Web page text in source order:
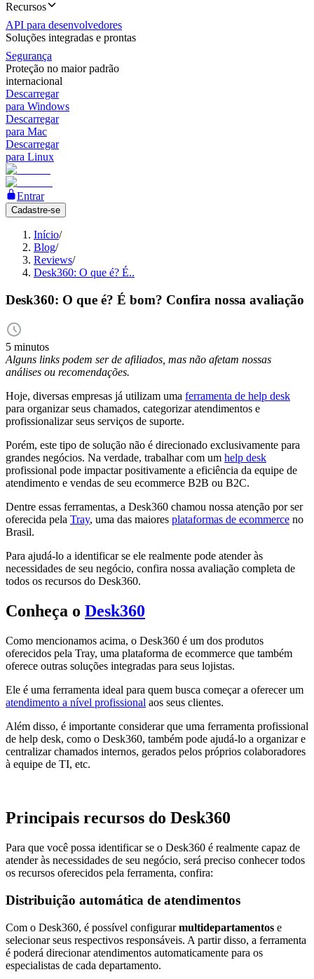
Recursos
API para desenvolvedores
Soluções integradas e prontas
Segurança
Proteção no maior padrão
internacional
Descarregar
para Windows
Descarregar
para Mac
Descarregar
para Linux
Entrar
Cadastre-se
Início/
Blog/
Reviews/
Desk360: O que é? É..
Desk360: O que é? É bom? Confira nossa avaliação
5 minutos
Alguns links podem ser de afiliados, mas não afetam nossas
análises ou recomendações.
Hoje, diversas empresas já utilizam uma ferramenta de help desk
para organizar seus chamados, categorizar atendimentos e
profissionalizar seus serviços de suporte.
Porém, este tipo de solução não é direcionado exclusivamente para
grandes negócios. Na verdade, trabalhar com um help desk
profissional pode impactar positivamente a eficiência da equipe de
atendimento e vendas de seu ecommerce B2B ou B2C.
Dentre essas ferramentas, a Desk360 chamou nossa atenção por ser
oferecida pela Tray, uma das maiores plataformas de ecommerce no
Brasil.
Para ajudá-lo a identificar se ele realmente pode atender às
necessidades de seu negócio, confira nossa avaliação completa de
todos os recursos do Desk360.
Conheça o Desk360
Como mencionamos acima, o Desk360 é um dos produtos
oferecidos pela Tray, uma plataforma de ecommerce que também
oferece outras soluções integradas para seus lojistas.
Ele é uma ferramenta ideal para quem busca começar a oferecer um
atendimento a nível profissional aos seus clientes.
Além disso, é importante considerar que uma ferramenta profissional
de help desk, como o Desk360, também pode ajudá-lo a organizar e
centralizar chamados internos, gerados pelos próprios colaboradores
à equipe de TI, etc.
Principais recursos do Desk360
Para que você possa identificar se o Desk360 é realmente capaz de
atender às necessidades de seu negócio, será preciso conhecer todos
os recursos oferecidos pela ferramenta, confira:
Distribuição automática de atendimentos
Com o Desk360, é possível configurarmultidepartamentos e
selecionar seus respectivos responsáveis. A partir disso, a ferramenta
é poderá direcionar atendimentos automaticamente para os
especialistas de cada departamento.